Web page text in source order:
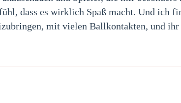
dass es wirklich Spaß macht. Und ich
mit vielen Ballkontakten, und ihr